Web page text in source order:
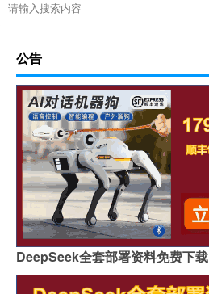
公告
DeepSeek全套部署资料免费下载